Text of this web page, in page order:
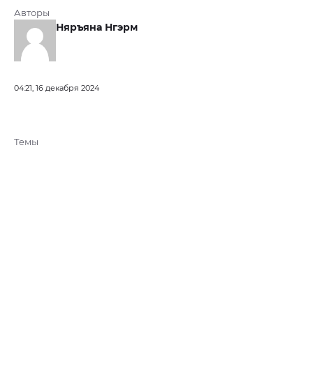
Авторы
Няръяна Нгэрм
04:21, 16 декабря 2024
Темы